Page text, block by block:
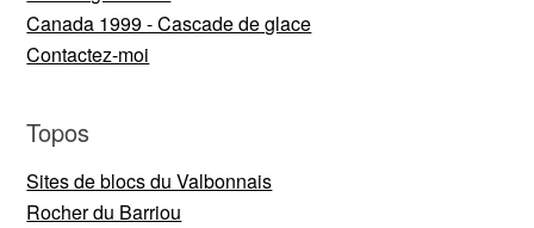
Canada 1999 - Cascade de glace
Contactez-moi
Topos
Sites de blocs du Valbonnais
Rocher du Barriou